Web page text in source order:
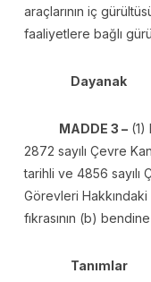
araçlarının iç
faaliyetlere bağlı
Dayanak
MADDE 3 –(1)
2872 sayılı Çevre
tarihli ve 4856 sayılı
Görevleri
fıkrasının (b) bendine
Tanımlar